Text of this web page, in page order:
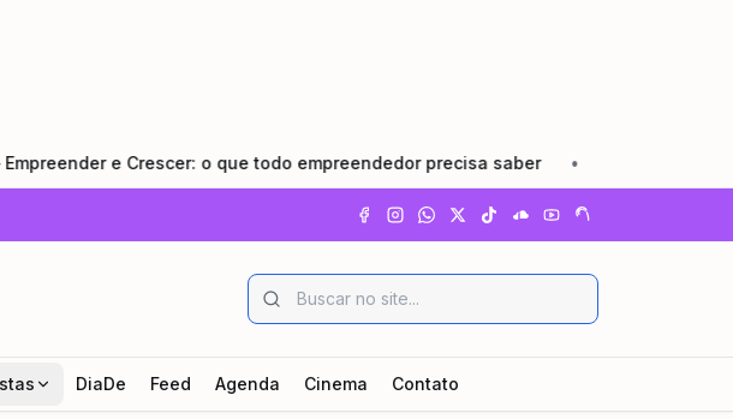
Crescer: o que todo empreendedor precisa saber • Pindamonhangaba lança
DiaDe Feed Agenda Cinema Contato